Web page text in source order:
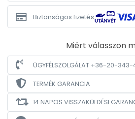
Biztonságos fizetés
Miért válasszon
ÜGYFÉLSZOLGÁLAT +36-20-
TERMÉK GARANCIA
14 NAPOS VISSZAKÜLDÉSI